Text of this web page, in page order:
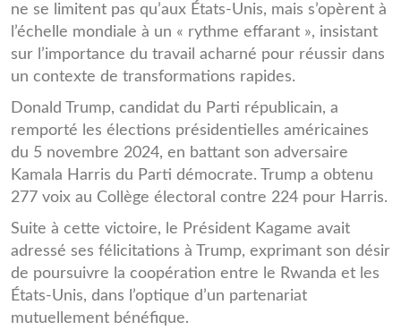
ne se limitent pas qu’aux États-Unis, mais s’opèrent à
l’échelle mondiale à un « rythme effarant », insistant
sur l’importance du travail acharné pour réussir dans
un contexte de transformations rapides.
Donald Trump, candidat du Parti républicain, a
remporté les élections présidentielles américaines
du 5 novembre 2024, en battant son adversaire
Kamala Harris du Parti démocrate. Trump a obtenu
277 voix au Collège électoral contre 224 pour Harris.
Suite à cette victoire, le Président Kagame avait
adressé ses félicitations à Trump, exprimant son désir
de poursuivre la coopération entre le Rwanda et les
États-Unis, dans l’optique d’un partenariat
mutuellement bénéfique.